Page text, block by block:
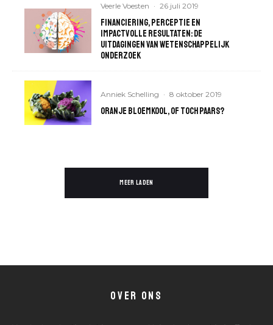
Veerle Voesten · 26 juli 2019
Financiering, perceptie en
impactvolle resultaten: de
uitdagingen van wetenschappelijk
onderzoek
Anniek Schelling · 8 oktober 2019
Oranje bloemkool, of toch paars?
MEER LADEN
OVER ONS